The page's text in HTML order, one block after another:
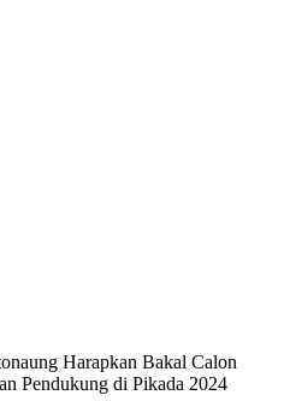
Harapkan Bakal Calon
Pendukung di Pikada 2024